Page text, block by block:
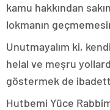
kamu hakkından
lokmanın
Unutmayalım ki,
helal ve meşru
göstermek de
Hutbemi Yüce